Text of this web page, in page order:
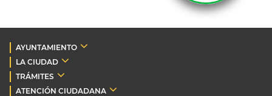
AYUNTAMIENTO
LA CIUDAD
TRÁMITES
ATENCIÓN CIUDADANA